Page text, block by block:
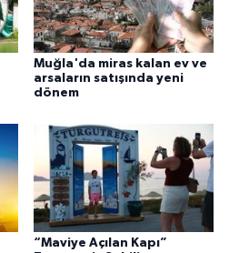
Muğla'da miras kalan ev ve
arsaların satışında yeni
dönem
“Maviye Açılan Kapı”